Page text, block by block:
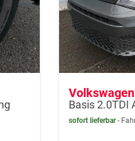
Basis 2.0TDI
sofort lieferbar